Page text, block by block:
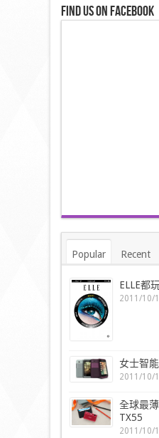
Find us on Facebook
Popular Recent
ELLE都
2011/10/
女士智
2011/10/
全球最
TX55
2011/10/